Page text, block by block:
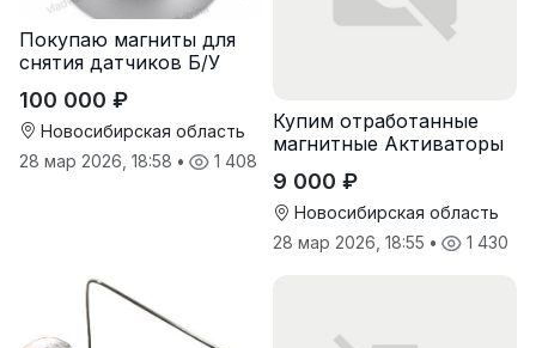
Покупаю магниты для
снятия датчиков Б/У
100 000 ₽
Новосибирская область
28 мар 2026, 18:58 • 1 408
Купим отработанные
магнитные Активаторы
9 000 ₽
Новосибирская область
28 мар 2026, 18:55 • 1 430